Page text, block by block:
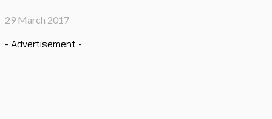
29 March 2017
- Advertisement -